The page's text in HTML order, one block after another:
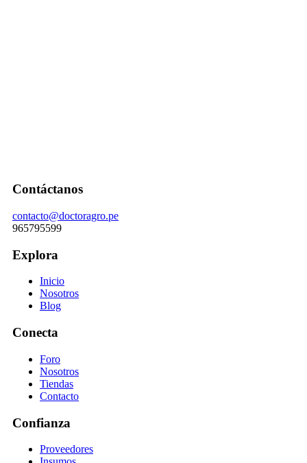
Contáctanos
contacto@doctoragro.pe
965795599
Explora
Inicio
Nosotros
Blog
Conecta
Foro
Nosotros
Tiendas
Contacto
Confianza
Proveedores